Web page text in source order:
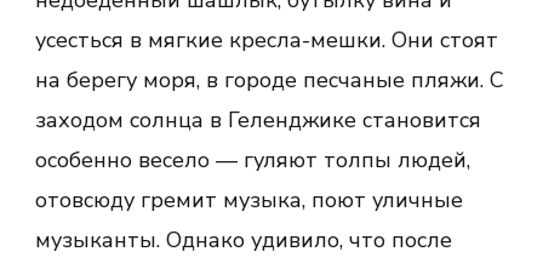
усесться в мягкие кресла-мешки. Они стоят
на берегу моря, в городе песчаные пляжи. С
заходом солнца в Геленджике становится
особенно весело — гуляют толпы людей,
отовсюду гремит музыка, поют уличные
музыканты. Однако удивило, что после